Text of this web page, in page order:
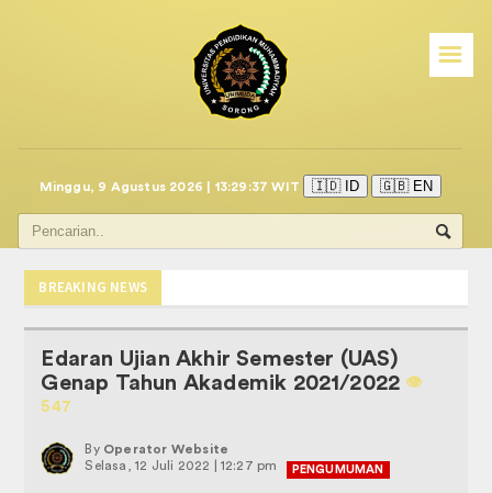
☰
Minggu, 9 Agustus 2026 | 13:29:37 WIT 🇮🇩 ID 🇬🇧 EN
BREAKING NEWS
Edaran Ujian Akhir Semester (UAS)
Genap Tahun Akademik 2021/2022 👁️️
547
By Operator Website
Selasa, 12 Juli 2022 | 12:27 pm
PENGUMUMAN